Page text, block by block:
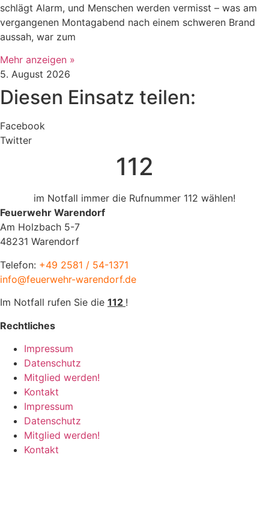
schlägt Alarm, und Menschen werden vermisst – was am
vergangenen Montagabend nach einem schweren Brand
aussah, war zum
Mehr anzeigen »
5. August 2026
Diesen Einsatz teilen:
Facebook
Twitter
112
im Notfall immer die Rufnummer 112 wählen!
Feuerwehr Warendorf
Am Holzbach 5-7
48231 Warendorf
Telefon: +49 2581 / 54-1371
info@feuerwehr-warendorf.de
Im Notfall rufen Sie die 112 !
Rechtliches
Impressum
Datenschutz
Mitglied werden!
Kontakt
Impressum
Datenschutz
Mitglied werden!
Kontakt